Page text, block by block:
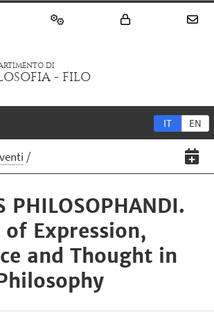
DI
- FILO
IT EN
PHILOSOPHANDI.
of Expression,
and Thought in